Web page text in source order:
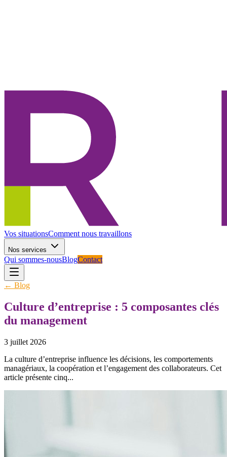
Vos situationsComment nous travaillons
Nos services
Qui sommes-nousBlogContact
← Blog
Culture d’entreprise : 5 composantes clés
du management
3 juillet 2026
La culture d’entreprise influence les décisions, les comportements
managériaux, la coopération et l’engagement des collaborateurs. Cet
article présente cinq...